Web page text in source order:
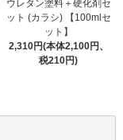
ウレタン塗料＋硬化剤セ
ット (カラシ) 【100mlセ
ット】
2,310円(本体2,100円、
税210円)